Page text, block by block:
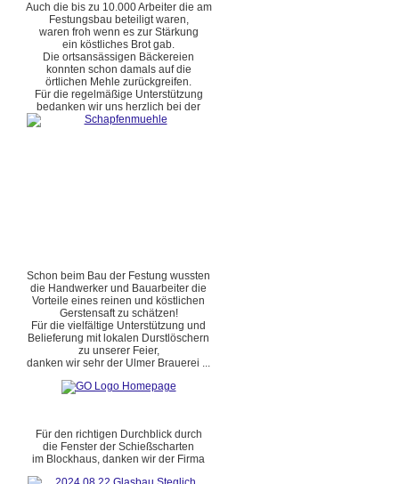
Auch die bis zu 10.000 Arbeiter die am
Festungsbau beteiligt waren,
waren froh wenn es zur Stärkung
ein köstliches Brot gab.
Die ortsansässigen Bäckereien
konnten schon damals auf die
örtlichen Mehle zurückgreifen.
Für die regelmäßige Unterstützung
bedanken wir uns herzlich bei der
Schon beim Bau der Festung wussten
die Handwerker und Bauarbeiter die
Vorteile eines reinen und köstlichen
Gerstensaft zu schätzen!
Für die vielfältige Unterstützung und
Belieferung mit lokalen Durstlöschern
zu unserer Feier,
danken wir sehr der Ulmer Brauerei ...
Für den richtigen Durchblick durch
die Fenster der Schießscharten
im Blockhaus, danken wir der Firma